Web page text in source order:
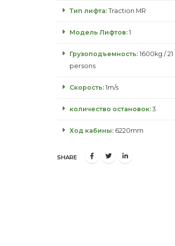
Тип лифта: Traction MR
Модель Лифтов: 1
Грузоподъемность: 1600kg / 21
persons
Скорость: 1m/s
количество остановок:3
Ход кабины: 6220mm
SHARE